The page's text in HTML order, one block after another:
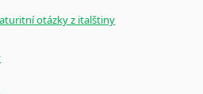
otázky z italštiny